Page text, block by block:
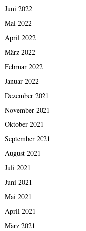
Juni 2022
Mai 2022
April 2022
März 2022
Februar 2022
Januar 2022
Dezember 2021
November 2021
Oktober 2021
September 2021
August 2021
Juli 2021
Juni 2021
Mai 2021
April 2021
März 2021